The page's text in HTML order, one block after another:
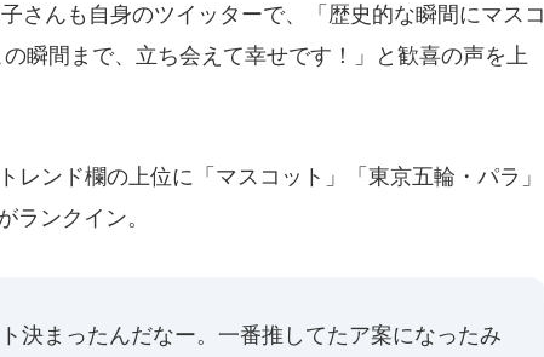
さんも自身のツイッターで、「歴史的な瞬間にマスコ
瞬間まで、立ち会えて幸せです！」と歓喜の声を上
ンド欄の上位に「マスコット」「東京五輪・パラ」
ランクイン。
決まったんだなー。一番推してたア案になったみ